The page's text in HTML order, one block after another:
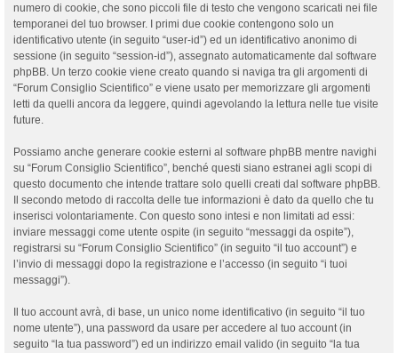
numero di cookie, che sono piccoli file di testo che vengono scaricati nei file
temporanei del tuo browser. I primi due cookie contengono solo un
identificativo utente (in seguito “user-id”) ed un identificativo anonimo di
sessione (in seguito “session-id”), assegnato automaticamente dal software
phpBB. Un terzo cookie viene creato quando si naviga tra gli argomenti di
“Forum Consiglio Scientifico” e viene usato per memorizzare gli argomenti
letti da quelli ancora da leggere, quindi agevolando la lettura nelle tue visite
future.
Possiamo anche generare cookie esterni al software phpBB mentre navighi
su “Forum Consiglio Scientifico”, benché questi siano estranei agli scopi di
questo documento che intende trattare solo quelli creati dal software phpBB.
Il secondo metodo di raccolta delle tue informazioni è dato da quello che tu
inserisci volontariamente. Con questo sono intesi e non limitati ad essi:
inviare messaggi come utente ospite (in seguito “messaggi da ospite”),
registrarsi su “Forum Consiglio Scientifico” (in seguito “il tuo account”) e
l’invio di messaggi dopo la registrazione e l’accesso (in seguito “i tuoi
messaggi”).
Il tuo account avrà, di base, un unico nome identificativo (in seguito “il tuo
nome utente”), una password da usare per accedere al tuo account (in
seguito “la tua password”) ed un indirizzo email valido (in seguito “la tua